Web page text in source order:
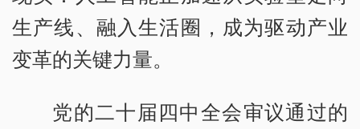
生产线、融入生活圈，成为驱动产业
变革的关键力量。
党的二十届四中全会审议通过的